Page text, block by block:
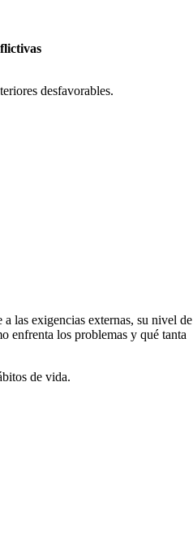
desfavorables.
las exigencias externas, su nivel de
enfrenta los problemas y qué tanta
de vida.